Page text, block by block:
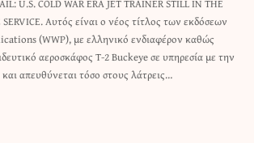
U.S. COLD WAR ERA JET TRAINER STILL IN THE
SERVICE. Αυτός είναι ο νέος τίτλος των εκδόσεων
(WWP), με ελληνικό ενδιαφέρον καθώς
αεροσκάφος T-2 Buckeye σε υπηρεσία με την
απευθύνεται τόσο στους λάτρεις…